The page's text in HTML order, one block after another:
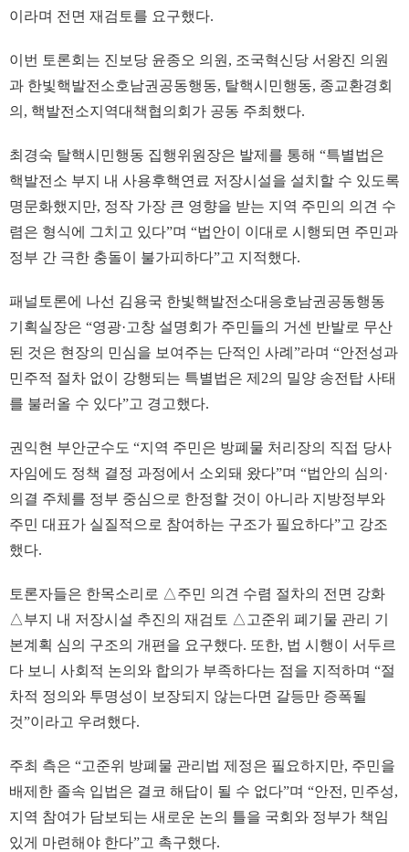
이라며 전면 재검토를 요구했다.
이번 토론회는 진보당 윤종오 의원, 조국혁신당 서왕진 의원
과 한빛핵발전소호남권공동행동, 탈핵시민행동, 종교환경회
의, 핵발전소지역대책협의회가 공동 주최했다.
최경숙 탈핵시민행동 집행위원장은 발제를 통해 “특별법은
핵발전소 부지 내 사용후핵연료 저장시설을 설치할 수 있도록
명문화했지만, 정작 가장 큰 영향을 받는 지역 주민의 의견 수
렴은 형식에 그치고 있다”며 “법안이 이대로 시행되면 주민과
정부 간 극한 충돌이 불가피하다”고 지적했다.
패널토론에 나선 김용국 한빛핵발전소대응호남권공동행동
기획실장은 “영광·고창 설명회가 주민들의 거센 반발로 무산
된 것은 현장의 민심을 보여주는 단적인 사례”라며 “안전성과
민주적 절차 없이 강행되는 특별법은 제2의 밀양 송전탑 사태
를 불러올 수 있다”고 경고했다.
권익현 부안군수도 “지역 주민은 방폐물 처리장의 직접 당사
자임에도 정책 결정 과정에서 소외돼 왔다”며 “법안의 심의·
의결 주체를 정부 중심으로 한정할 것이 아니라 지방정부와
주민 대표가 실질적으로 참여하는 구조가 필요하다”고 강조
했다.
토론자들은 한목소리로 △주민 의견 수렴 절차의 전면 강화
△부지 내 저장시설 추진의 재검토 △고준위 폐기물 관리 기
본계획 심의 구조의 개편을 요구했다. 또한, 법 시행이 서두르
다 보니 사회적 논의와 합의가 부족하다는 점을 지적하며 “절
차적 정의와 투명성이 보장되지 않는다면 갈등만 증폭될
것”이라고 우려했다.
주최 측은 “고준위 방폐물 관리법 제정은 필요하지만, 주민을
배제한 졸속 입법은 결코 해답이 될 수 없다”며 “안전, 민주성,
지역 참여가 담보되는 새로운 논의 틀을 국회와 정부가 책임
있게 마련해야 한다”고 촉구했다.